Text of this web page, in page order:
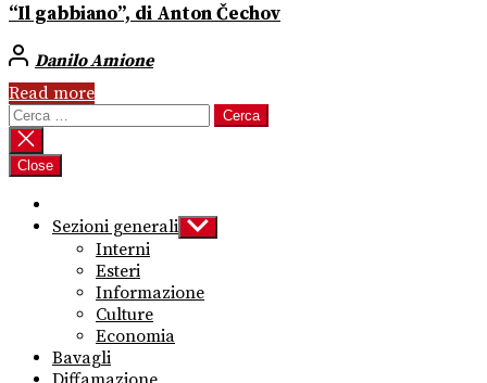
“Il gabbiano”, di Anton Čechov
Danilo Amione
Read more
Ricerca
per:
Close
Sezioni generali Show
sub
Interni
Esteri
Informazione
Culture
Economia
Bavagli